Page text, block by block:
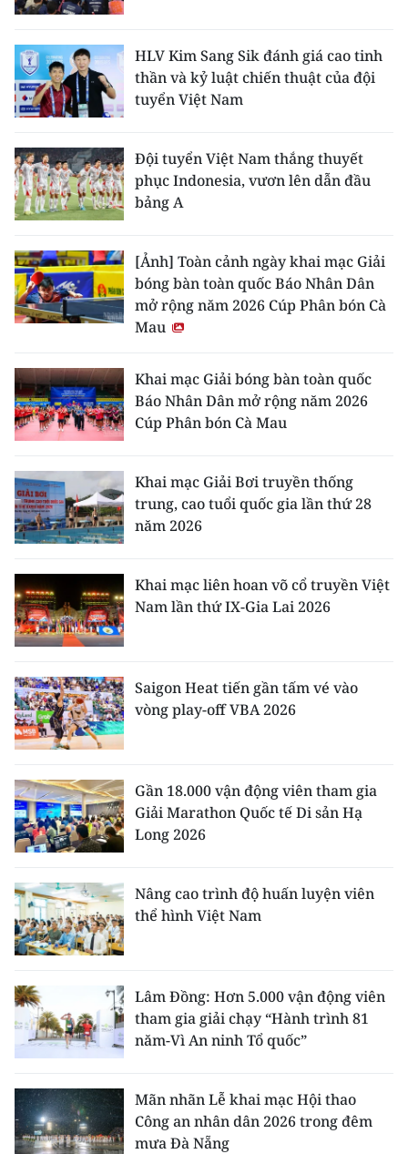
HLV Kim Sang Sik đánh giá cao tinh
thần và kỷ luật chiến thuật của đội
tuyển Việt Nam
Đội tuyển Việt Nam thắng thuyết
phục Indonesia, vươn lên dẫn đầu
bảng A
[Ảnh] Toàn cảnh ngày khai mạc Giải
bóng bàn toàn quốc Báo Nhân Dân
mở rộng năm 2026 Cúp Phân bón Cà
Mau
Khai mạc Giải bóng bàn toàn quốc
Báo Nhân Dân mở rộng năm 2026
Cúp Phân bón Cà Mau
Khai mạc Giải Bơi truyền thống
trung, cao tuổi quốc gia lần thứ 28
năm 2026
Khai mạc liên hoan võ cổ truyền Việt
Nam lần thứ IX-Gia Lai 2026
Saigon Heat tiến gần tấm vé vào
vòng play-off VBA 2026
Gần 18.000 vận động viên tham gia
Giải Marathon Quốc tế Di sản Hạ
Long 2026
Nâng cao trình độ huấn luyện viên
thể hình Việt Nam
Lâm Đồng: Hơn 5.000 vận động viên
tham gia giải chạy “Hành trình 81
năm-Vì An ninh Tổ quốc”
Mãn nhãn Lễ khai mạc Hội thao
Công an nhân dân 2026 trong đêm
mưa Đà Nẵng